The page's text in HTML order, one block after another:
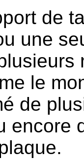
de
une
le
de
encore